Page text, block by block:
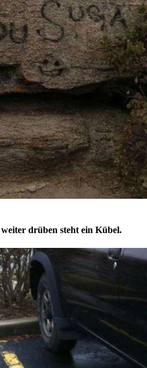
drüben steht ein Kübel.